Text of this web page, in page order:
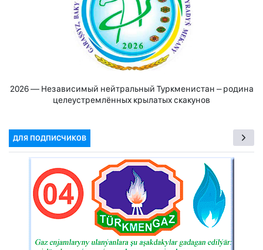
2026 — Независимый нейтральный Туркменистан – родина
целеустремлённых крылатых скакунов
ДЛЯ ПОДПИСЧИКОВ